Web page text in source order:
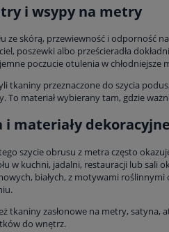
i wsypy na metry
ze skórą, przewiewność i odporność
poszewki albo prześcieradła
poczucie otulenia w chłodniejsze
tkaniny przeznaczone do szycia
To materiał wybierany tam, gdzie
materiały dekoracyjne
szycie obrusu z metra często
w kuchni, jadalni, restauracji lub sali
białych, z motywami
tkaniny zasłonowe na metry, satyna,
do wnętrz.